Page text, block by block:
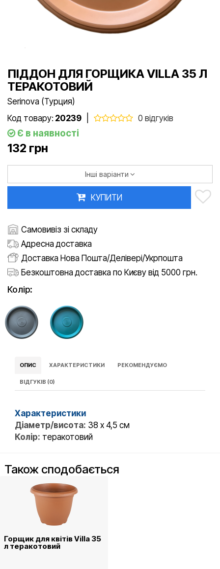
ПІДДОН ДЛЯ ГОРЩИКА VILLA 35 Л
ТЕРАКОТОВИЙ
Serinova (Турция)
Код товару: 20239 0 відгуків
Є в наявності
132 грн
Інші варіанти
КУПИТИ
Самовивіз зі складу
Адресна доставка
Доставка Нова Пошта/Делівері/Укрпошта
Безкоштовна доставка по Києву від 5000 грн.
Колір:
ОПИС ХАРАКТЕРИСТИКИ РЕКОМЕНДУЄМО
ВІДГУКІВ (0)
Характеристики
Діаметр/висота: 38 х 4,5 см
Колір: теракотовий
Також сподобається
Горщик для квітів Villa 35
л теракотовий